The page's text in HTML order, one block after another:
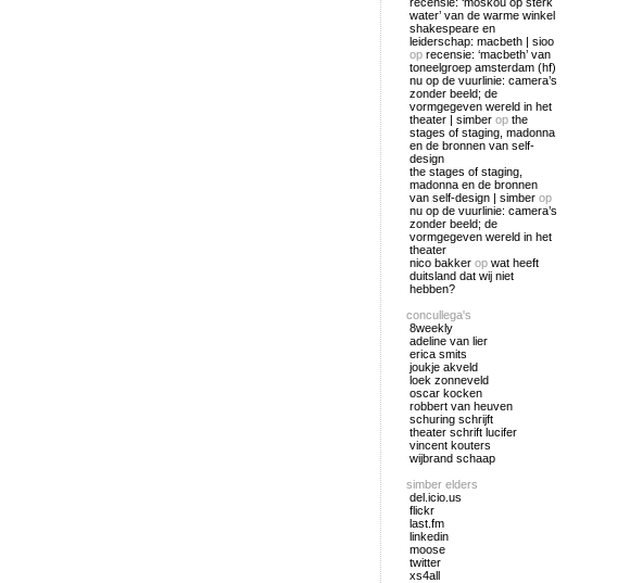
water’ van de warme winkel
shakespeare en
leiderschap: macbeth | sioo
op recensie: ‘macbeth’ van
toneelgroep amsterdam (hf)
nu op de vuurlinie: camera’s
zonder beeld; de
vormgegeven wereld in het
theater | simber op the
stages of staging, madonna
en de bronnen van self-
design
the stages of staging,
madonna en de bronnen
van self-design | simber op
nu op de vuurlinie: camera’s
zonder beeld; de
vormgegeven wereld in het
theater
nico bakker op wat heeft
duitsland dat wij niet
hebben?
concullega's
8weekly
adeline van lier
erica smits
joukje akveld
loek zonneveld
oscar kocken
robbert van heuven
schuring schrijft
theater schrift lucifer
vincent kouters
wijbrand schaap
simber elders
del.icio.us
flickr
last.fm
linkedin
moose
twitter
xs4all